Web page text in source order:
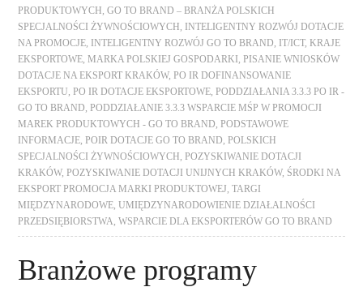
PRODUKTOWYCH ,GO TO BRAND – BRANŻA POLSKICH
SPECJALNOŚCI ŻYWNOŚCIOWYCH
INTELIGENTNY ROZWÓJ DOTACJE
NA PROMOCJE
INTELIGENTNY ROZWÓJ GO TO BRAND IT/ICT,KRAJE
EKSPORTOWE ,MARKA POLSKIEJ GOSPODARKI ,PISANIE WNIOSKÓW
DOTACJE NA EKSPORT KRAKÓW,PO IR DOFINANSOWANIE
EKSPORTU ,PO IR DOTACJE EKSPORTOWE ,PODDZIAŁANIA 3.3.3 PO IR -
GO TO BRAND ,PODDZIAŁANIE 3.3.3 WSPARCIE MŚP W PROMOCJI
MAREK PRODUKTOWYCH - GO TO BRAND ,PODSTAWOWE
INFORMACJE ,POIR DOTACJE GO TO BRAND ,POLSKICH
SPECJALNOŚCI ŻYWNOŚCIOWYCH ,POZYSKIWANIE DOTACJI
KRAKÓW,POZYSKIWANIE DOTACJI UNIJNYCH KRAKÓW, ŚRODKI NA
EKSPORT PROMOCJA MARKI PRODUKTOWEJ ,TARGI
MIĘDZYNARODOWE ,UMIĘDZYNARODOWIENIE DZIAŁALNOŚCI
PRZEDSIĘBIORSTWA ,WSPARCIE DLA EKSPORTERÓW GO TO BRAND
Branżowe programy